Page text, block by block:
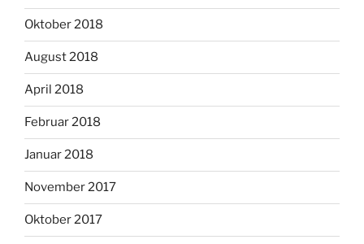
Oktober 2018
August 2018
April 2018
Februar 2018
Januar 2018
November 2017
Oktober 2017